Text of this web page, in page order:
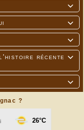




l'histoire récente

?